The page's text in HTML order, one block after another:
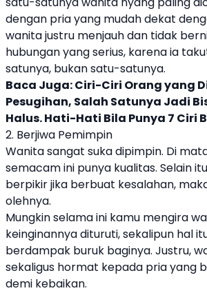
dengan pria yang mudah dekat
wanita justru menjauh dan tidak
hubungan yang serius, karena ia
satunya, bukan satu-satunya.
Baca Juga:Ciri-Ciri Orang yang
Pesugihan, Salah Satunya Jadi
Halus. Hati-Hati Bila Punya 7 Ciri
2. Berjiwa Pemimpin
Wanita sangat suka dipimpin. Di
semacam ini punya kualitas. Selain
berpikir jika berbuat kesalahan,
olehnya.
Mungkin selama ini kamu mengira
keinginannya dituruti, sekalipun hal
berdampak buruk baginya. Justru,
sekaligus hormat kepada pria yang
demi kebaikan.